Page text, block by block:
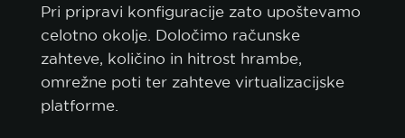
Pri pripravi konfiguracije zato upoštevamo
celotno okolje. Določimo računske
zahteve, količino in hitrost hrambe,
omrežne poti ter zahteve virtualizacijske
platforme.